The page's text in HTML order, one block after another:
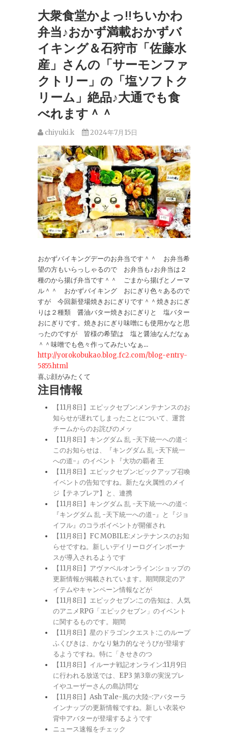
大衆食堂かよっ!!ちいかわ
弁当♪おかず満載おかずバ
イキング＆石狩市「佐藤水
産」さんの「サーモンファ
クトリー」の「塩ソフトク
リーム」絶品♪大通でも食
べれます＾＾
chiyuki.k 2024年7月15日
おかずバイキングデーのお弁当です＾＾ お弁当希
望の方もいらっしゃるので お弁当も♪お弁当は２
種のから揚げ弁当です＾＾ ごまから揚げとノーマ
ル＾＾ おかずバイキング おにぎり色々あるので
すが 今回新登場焼きおにぎりです＾＾焼きおにぎ
りは２種類 醤油バター焼きおにぎりと 塩バター
おにぎりです。焼きおにぎり味噌にも使用かなと思
ったのですが 皆様の希望は 塩と醤油なんだなぁ
＾＾味噌でも色々作ってみたいなぁ...
http://yorokobukao.blog.fc2.com/blog-entry-
5855.html
喜ぶ顔がみたくて
注目情報
【11月8日】エピックセブン:メンテナンスのお
知らせが遅れてしまったことについて、運営
チームからのお詫びのメッ
【11月8日】キングダム 乱 -天下統一への道-:
このお知らせは、『キングダム 乱 -天下統一
への道-』のイベント『大功の覇者 王
【11月8日】エピックセブン:ピックアップ召喚
イベントの告知ですね。新たな火属性のメイ
ジ【テネブレア】と、連携
【11月8日】キングダム 乱 -天下統一への道-:
『キングダム 乱 -天下統一への道-』と『ジョ
イフル』のコラボイベントが開催され
【11月8日】FC MOBILE:メンテナンスのお知
らせですね。新しいデイリーログインボーナ
スが導入されるようです
【11月8日】アヴァベルオンライン:ショップの
更新情報が掲載されています。期間限定のア
イテムやキャンペーン情報などが
【11月8日】エピックセブン:この告知は、人気
のアニメRPG「エピックセブン」のイベント
に関するものです。期間
【11月8日】星のドラゴンクエスト:このループ
ふくびきは、かなり魅力的なそうびが登場す
るようですね。特に「きせきのつ
【11月8日】イルーナ戦記オンライン:11月9日
に行われる放送では、EP3 第3章の実況プレ
イやユーザーさんの島訪問な
【11月8日】Ash Tale-風の大陸-:アバターラ
インナップの更新情報ですね。新しい衣装や
背中アバターが登場するようです
ニュース速報をチェック